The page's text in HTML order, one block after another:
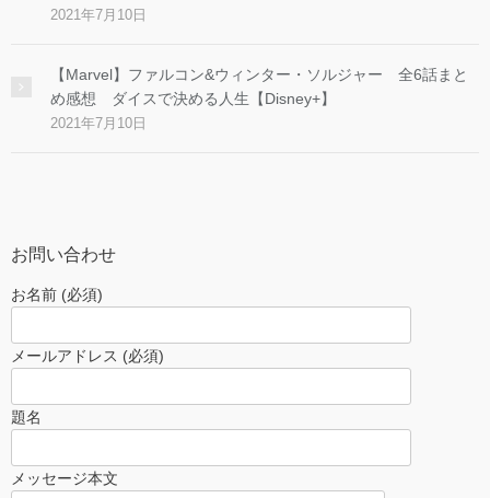
2021年7月10日
【Marvel】ファルコン&ウィンター・ソルジャー 全6話まと
め感想 ダイスで決める人生【Disney+】
2021年7月10日
お問い合わせ
お名前 (必須)
メールアドレス (必須)
題名
メッセージ本文